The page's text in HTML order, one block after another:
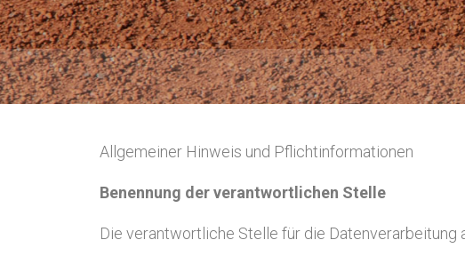
Allgemeiner Hinweis und Pflichtinformationen
Benennung der verantwortlichen Stelle
Die verantwortliche Stelle für die Datenverarbeitung